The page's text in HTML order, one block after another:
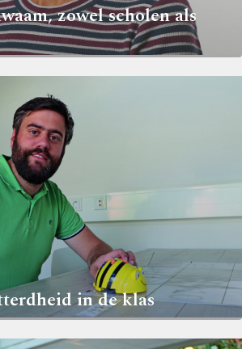
zowel scholen als
in de klas